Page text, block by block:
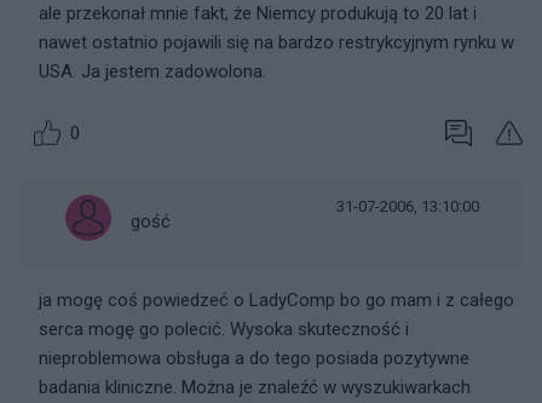
ale przekonał mnie fakt, że Niemcy produkują to 20 lat i
nawet ostatnio pojawili się na bardzo restrykcyjnym rynku w
USA. Ja jestem zadowolona.
0
gość
31-07-2006, 13:10:00
ja mogę coś powiedzeć o LadyComp bo go mam i z całego
serca mogę go polecić. Wysoka skuteczność i
nieproblemowa obsługa a do tego posiada pozytywne
badania kliniczne. Można je znaleźć w wyszukiwarkach